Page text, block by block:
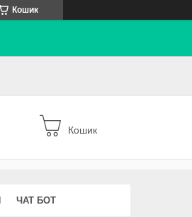
Кошик
Кошик
ЧАТ БОТ